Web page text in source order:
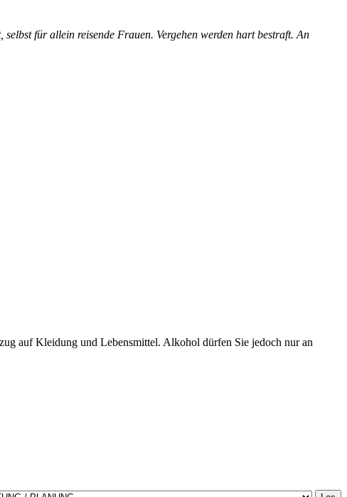
für allein reisende Frauen. Vergehen werden hart bestraft. An
auf Kleidung und Lebensmittel. Alkohol dürfen Sie jedoch nur an